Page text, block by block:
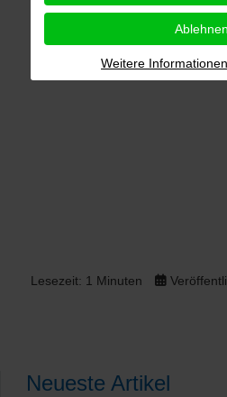
Lesezeit: 1 Minuten
Neueste Artikel
Ablehnen
Weitere Informationen